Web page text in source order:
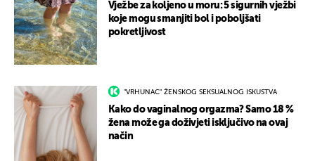
Vježbe za koljeno u moru: 5 sigurnih vježbi
koje mogu smanjiti bol i poboljšati
pokretljivost
"VRHUNAC" ŽENSKOG SEKSUALNOG ISKUSTVA
Kako do vaginalnog orgazma? Samo 18 %
žena može ga doživjeti isključivo na ovaj
način